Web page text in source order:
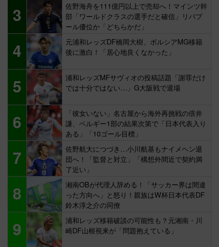
3
佐野海舟を111億円以上で売却へ！マインツ幹
部「ワールドクラスの選手だと確信」リバプ
ール優位か「どちらかだ」
4
元浦和レッズDF橋岡大樹、ボルシアMG移籍
後に激白！「居心地良くなかった」
5
浦和レッズMFサヴィオの投稿話題「謝罪だけ
では十分ではない…」G大阪戦で退場
6
「彼女いない」名古屋から海外再挑戦の倍井
謙、ベルギー1部の結果次第で「日本代表入り
ある」「10ゴール目標」
7
佐野航大につづき…小川航基もナイメヘン退
団へ！「監督と対立」「構想外間近で契約満
了近い」
8
湘南OBが代理人辞める！「サッカー界は間違
った方向へ」と怒り！親族はW杯日本代表DF
鈴木淳之介の同僚
9
浦和レッズ移籍破談の可能性も？元湘南・川
崎DF山根視来が「問題抱えている」